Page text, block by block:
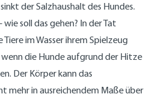
der Salzhaushalt des Hundes.
wie soll das gehen? In der Tat
im Wasser ihrem Spielzeug
die Hunde aufgrund der Hitze
Der Körper kann das
mehr in ausreichendem Maße über